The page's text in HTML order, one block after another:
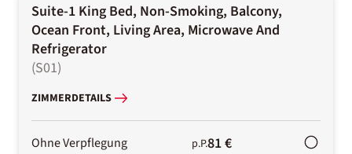
Suite-1 King Bed, Non-Smoking, Balcony,
Ocean Front, Living Area, Microwave And
Refrigerator
(S01)
ZIMMERDETAILS
Ohne Verpflegung p.P.81 €